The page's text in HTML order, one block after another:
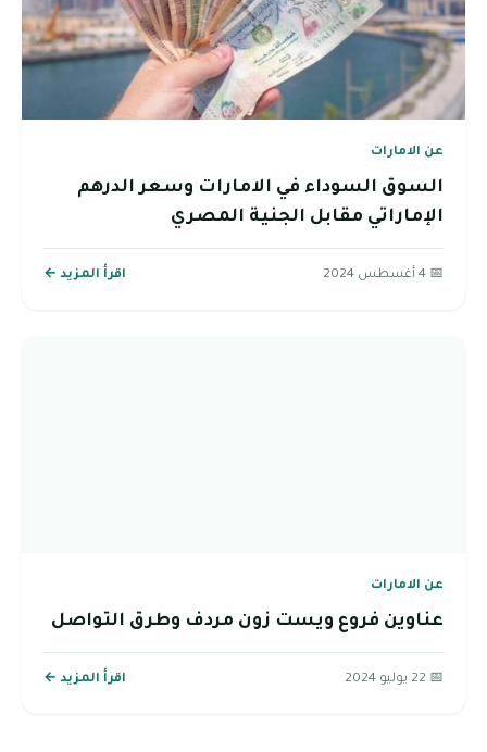
عن الامارات
السوق السوداء في الامارات وسعر الدرهم
الإماراتي مقابل الجنية المصري
📅 4 أغسطس 2024 اقرأ المزيد ←
عن الامارات
عناوين فروع ويست زون مردف وطرق التواصل
📅 22 يوليو 2024 اقرأ المزيد ←